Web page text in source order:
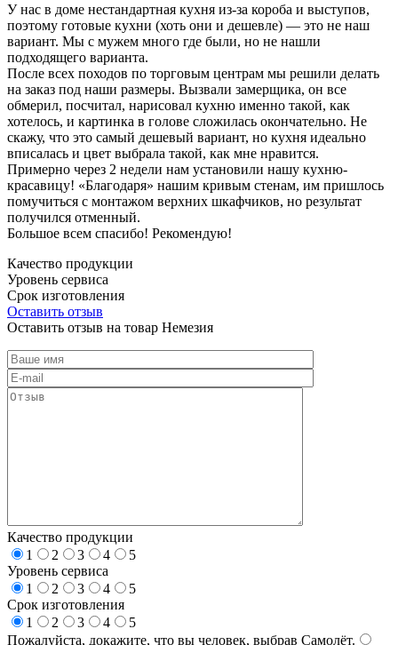
У нас в доме нестандартная кухня из-за короба и выступов,
поэтому готовые кухни (хоть они и дешевле) — это не наш
вариант. Мы с мужем много где были, но не нашли
подходящего варианта.
После всех походов по торговым центрам мы решили делать
на заказ под наши размеры. Вызвали замерщика, он все
обмерил, посчитал, нарисовал кухню именно такой, как
хотелось, и картинка в голове сложилась окончательно. Не
скажу, что это самый дешевый вариант, но кухня идеально
вписалась и цвет выбрала такой, как мне нравится.
Примерно через 2 недели нам установили нашу кухню-
красавицу! «Благодаря» нашим кривым стенам, им пришлось
помучиться с монтажом верхних шкафчиков, но результат
получился отменный.
Большое всем спасибо! Рекомендую!
Качество продукции
Уровень сервиса
Срок изготовления
Оставить отзыв
Оставить отзыв на товар Немезия
Качество продукции
1
2 3 4
5
Уровень сервиса
1
2 3 4
5
Срок изготовления
1
2 3 4
5
Пожалуйста, докажите, что вы человек, выбрав Самолёт.